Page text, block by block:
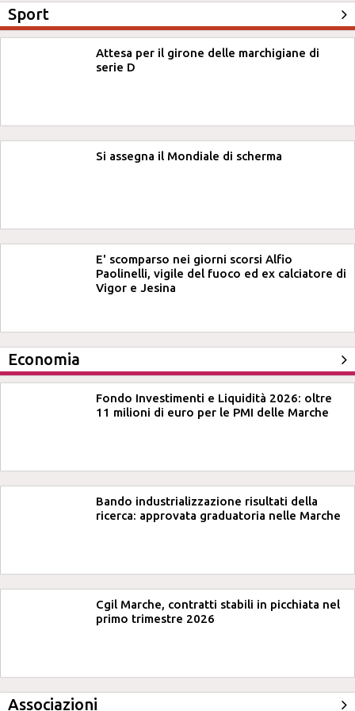
Sport
Attesa per il girone delle marchigiane di
serie D
Si assegna il Mondiale di scherma
E' scomparso nei giorni scorsi Alfio
Paolinelli, vigile del fuoco ed ex calciatore di
Vigor e Jesina
Economia
Fondo Investimenti e Liquidità 2026: oltre
11 milioni di euro per le PMI delle Marche
Bando industrializzazione risultati della
ricerca: approvata graduatoria nelle Marche
Cgil Marche, contratti stabili in picchiata nel
primo trimestre 2026
Associazioni